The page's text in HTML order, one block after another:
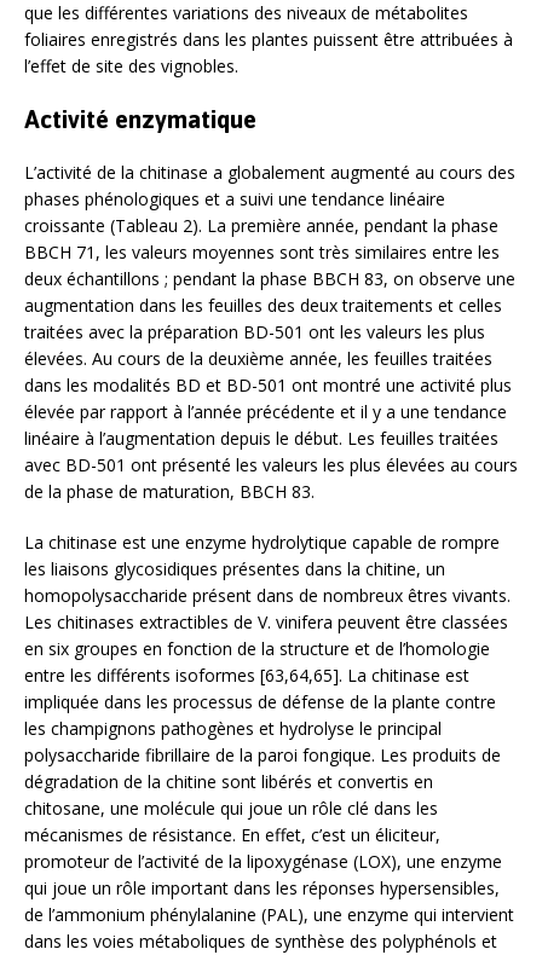
que les différentes variations des niveaux de métabolites
foliaires enregistrés dans les plantes puissent être attribuées à
l’effet de site des vignobles.
Activité enzymatique
L’activité de la chitinase a globalement augmenté au cours des
phases phénologiques et a suivi une tendance linéaire
croissante (Tableau 2). La première année, pendant la phase
BBCH 71, les valeurs moyennes sont très similaires entre les
deux échantillons ; pendant la phase BBCH 83, on observe une
augmentation dans les feuilles des deux traitements et celles
traitées avec la préparation BD-501 ont les valeurs les plus
élevées. Au cours de la deuxième année, les feuilles traitées
dans les modalités BD et BD-501 ont montré une activité plus
élevée par rapport à l’année précédente et il y a une tendance
linéaire à l’augmentation depuis le début. Les feuilles traitées
avec BD-501 ont présenté les valeurs les plus élevées au cours
de la phase de maturation, BBCH 83.
La chitinase est une enzyme hydrolytique capable de rompre
les liaisons glycosidiques présentes dans la chitine, un
homopolysaccharide présent dans de nombreux êtres vivants.
Les chitinases extractibles de V. vinifera peuvent être classées
en six groupes en fonction de la structure et de l’homologie
entre les différents isoformes [63,64,65]. La chitinase est
impliquée dans les processus de défense de la plante contre
les champignons pathogènes et hydrolyse le principal
polysaccharide fibrillaire de la paroi fongique. Les produits de
dégradation de la chitine sont libérés et convertis en
chitosane, une molécule qui joue un rôle clé dans les
mécanismes de résistance. En effet, c’est un éliciteur,
promoteur de l’activité de la lipoxygénase (LOX), une enzyme
qui joue un rôle important dans les réponses hypersensibles,
de l’ammonium phénylalanine (PAL), une enzyme qui intervient
dans les voies métaboliques de synthèse des polyphénols et